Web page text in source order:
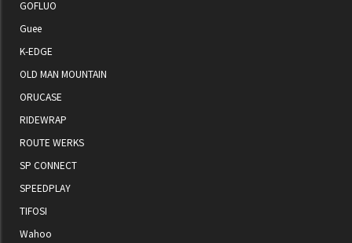
GOFLUO
Guee
K-EDGE
OLD MAN MOUNTAIN
ORUCASE
RIDEWRAP
ROUTE WERKS
SP CONNECT
SPEEDPLAY
TIFOSI
Wahoo